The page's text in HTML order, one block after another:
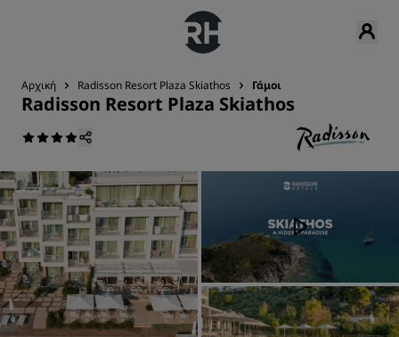
Αρχική Radisson Resort Plaza Skiathos Γάμοι
Radisson Resort Plaza Skiathos